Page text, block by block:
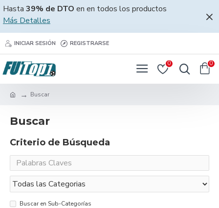
Hasta 39% de DTO en en todos los productos
Más Detalles
INICIAR SESIÓN REGISTRARSE
0 0
Buscar
Buscar
Criterio de Búsqueda
Buscar en Sub-Categorías